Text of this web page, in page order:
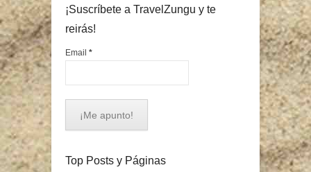
¡Suscríbete a TravelZungu y te
reirás!
Email *
Top Posts y Páginas